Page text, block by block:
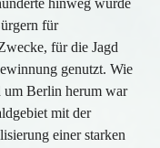
hinweg wurde
für
für die Jagd
genutzt. Wie
um Berlin herum war
mit der
einer starken